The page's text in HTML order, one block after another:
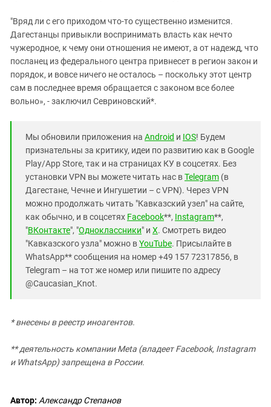
"Вряд ли с его приходом что-то существенно изменится.
Дагестанцы привыкли воспринимать власть как нечто
чужеродное, к чему они отношения не имеют, а от надежд, что
посланец из федерального центра привнесет в регион закон и
порядок, и вовсе ничего не осталось – поскольку этот центр
сам в последнее время обращается с законом все более
вольно», - заключил Севриновский*.
Мы обновили приложения на Android и IOS! Будем
признательны за критику, идеи по развитию как в Google
Play/App Store, так и на страницах КУ в соцсетях. Без
установки VPN вы можете читать нас вTelegram (в
Дагестане, Чечне и Ингушетии – с VPN). Через VPN
можно продолжать читать "Кавказский узел" на сайте,
как обычно, и в соцсетях Facebook**, Instagram**,
"ВКонтакте", "Одноклассники" и X. Смотреть видео
"Кавказского узла" можно вYouTube. Присылайте в
WhatsApp** сообщения на номер +49 157 72317856, в
Telegram – на тот же номер или пишите по адресу
@Caucasian_Knot.
* внесены в реестр иноагентов.
** деятельность компании Meta (владеет Facebook, Instagram
и WhatsApp) запрещена в России.
Автор: Александр Степанов